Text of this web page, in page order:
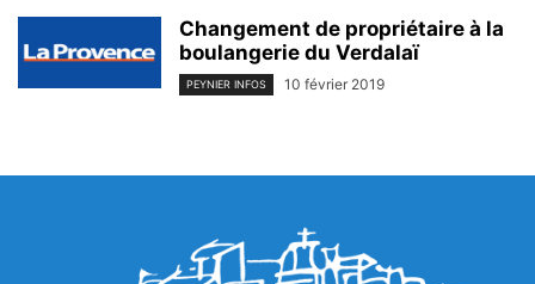
Changement de propriétaire à la
boulangerie du Verdalaï
PEYNIER INFOS 10 février 2019